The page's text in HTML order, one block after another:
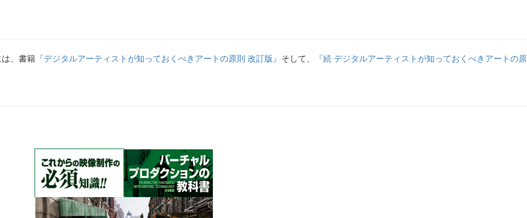
、書籍 『デジタルアーティストが知っておくべきアートの原則 改訂版』 そして、
『続 デジタルアーティストが知っておくべきアートの原